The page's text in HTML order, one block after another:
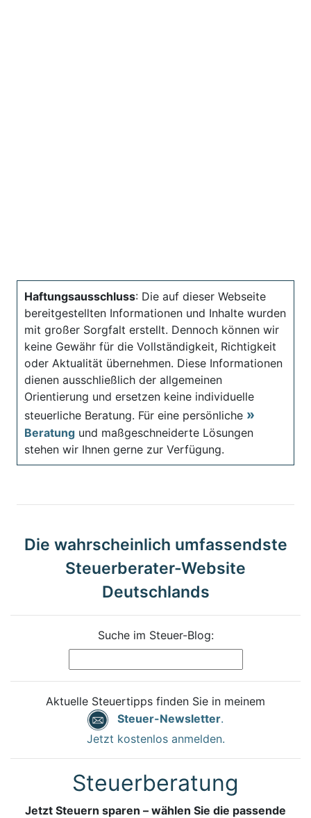
Haftungsausschluss: Die auf dieser Webseite
bereitgestellten Informationen und Inhalte wurden
mit großer Sorgfalt erstellt. Dennoch können wir
keine Gewähr für die Vollständigkeit, Richtigkeit
oder Aktualität übernehmen. Diese Informationen
dienen ausschließlich der allgemeinen
Orientierung und ersetzen keine individuelle
steuerliche Beratung. Für eine persönliche
Beratung und maßgeschneiderte Lösungen
stehen wir Ihnen gerne zur Verfügung.
Die wahrscheinlich umfassendste
Steuerberater-Website
Deutschlands
Suche im Steuer-Blog:
Aktuelle Steuertipps finden Sie in meinem
Steuer-Newsletter.
Jetzt kostenlos anmelden.
Steuerberatung
Jetzt Steuern sparen – wählen Sie die passende